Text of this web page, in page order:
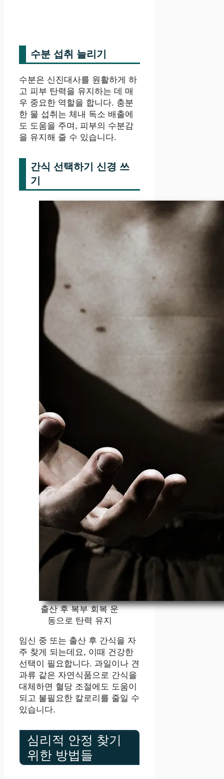
수분 섭취 늘리기
수분은 신진대사를 원활하게 하
고 피부 탄력을 유지하는 데 매
우 중요한 역할을 합니다. 충분
한 물 섭취는 체내 독소 배출에
도 도움을 주며, 피부의 수분감
을 유지해 줄 수 있습니다.
간식 선택하기 신경 쓰
기
출산 후 복부 회복 운
동으로 탄력 유지
임신 중 또는 출산 후 간식을 자
주 찾게 되는데요, 이때 건강한
선택이 필요합니다. 과일이나 견
과류 같은 자연식품으로 간식을
대체하면 혈당 조절에도 도움이
되고 불필요한 칼로리를 줄일 수
있습니다.
심리적 안정 찾기
위한 방법들